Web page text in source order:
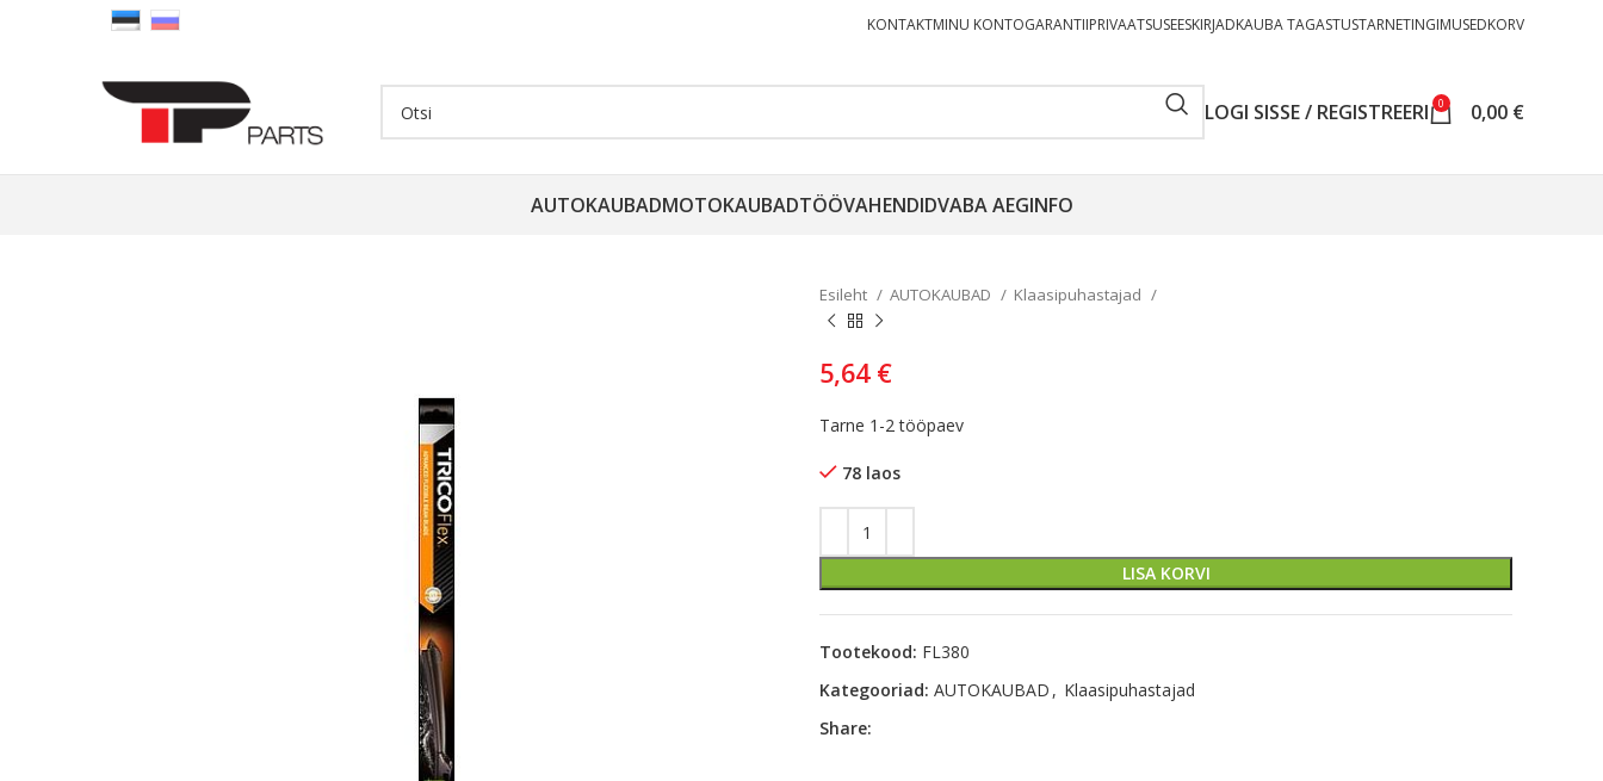
KONTAKTMINU KONTOGARANTIIPRIVAATSUSEESKIRJADKAUBA TAGASTUSTARNETINGIMUSEDKORV
LOGI SISSE / REGISTREERI 0 0,00 €
AUTOKAUBADMOTOKAUBADTÖÖVAHENDIDVABA AEGINFO
Esileht AUTOKAUBAD Klaasipuhastajad
5,64 €
Tarne 1-2 tööpaev
78 laos
LISA KORVI
Tootekood: FL380
Kategooriad: AUTOKAUBAD , Klaasipuhastajad
Share: